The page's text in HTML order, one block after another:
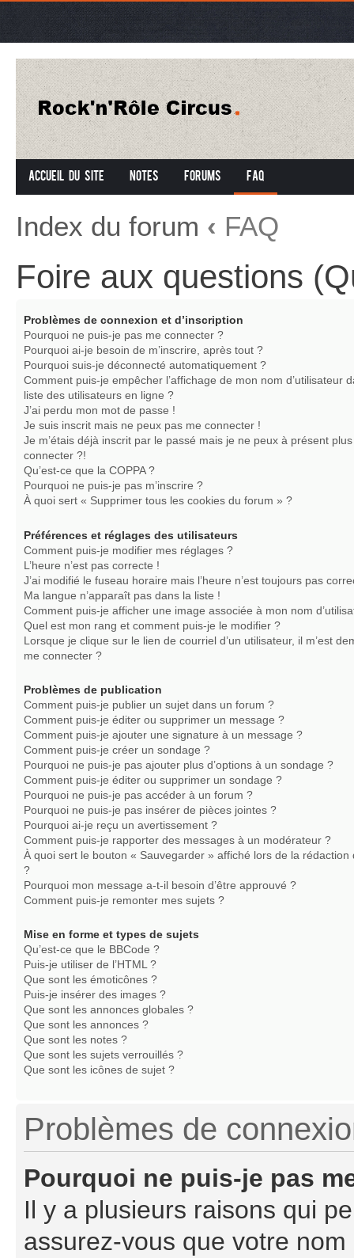
Accueil du site Notes Forums FAQ
Index du forum ‹ FAQ
Foire aux questions
Problèmes de connexion et d’inscription
Pourquoi ne puis-je pas me connecter ?
Pourquoi ai-je besoin de m’inscrire, après tout ?
Pourquoi suis-je déconnecté automatiquement ?
Comment puis-je empêcher l’affichage de mon nom d’utilisateur
liste des utilisateurs en ligne ?
J’ai perdu mon mot de passe !
Je suis inscrit mais ne peux pas me connecter !
Je m’étais déjà inscrit par le passé mais je ne peux à présent
connecter ?!
Qu’est-ce que la COPPA ?
Pourquoi ne puis-je pas m’inscrire ?
À quoi sert « Supprimer tous les cookies du forum » ?
Préférences et réglages des utilisateurs
Comment puis-je modifier mes réglages ?
L’heure n’est pas correcte !
J’ai modifié le fuseau horaire mais l’heure n’est toujours pas
Ma langue n’apparaît pas dans la liste !
Comment puis-je afficher une image associée à mon nom
Quel est mon rang et comment puis-je le modifier ?
Lorsque je clique sur le lien de courriel d’un utilisateur, il m’est
me connecter ?
Problèmes de publication
Comment puis-je publier un sujet dans un forum ?
Comment puis-je éditer ou supprimer un message ?
Comment puis-je ajouter une signature à un message ?
Comment puis-je créer un sondage ?
Pourquoi ne puis-je pas ajouter plus d’options à un sondage ?
Comment puis-je éditer ou supprimer un sondage ?
Pourquoi ne puis-je pas accéder à un forum ?
Pourquoi ne puis-je pas insérer de pièces jointes ?
Pourquoi ai-je reçu un avertissement ?
Comment puis-je rapporter des messages à un modérateur ?
À quoi sert le bouton « Sauvegarder » affiché lors de la rédaction
?
Pourquoi mon message a-t-il besoin d’être approuvé ?
Comment puis-je remonter mes sujets ?
Mise en forme et types de sujets
Qu’est-ce que le BBCode ?
Puis-je utiliser de l’HTML ?
Que sont les émoticônes ?
Puis-je insérer des images ?
Que sont les annonces globales ?
Que sont les annonces ?
Que sont les notes ?
Que sont les sujets verrouillés ?
Que sont les icônes de sujet ?
Problèmes de
Pourquoi ne puis-je pas
Il y a plusieurs raisons qui
assurez-vous que votre